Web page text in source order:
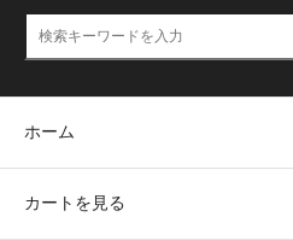
ホーム
カートを見る